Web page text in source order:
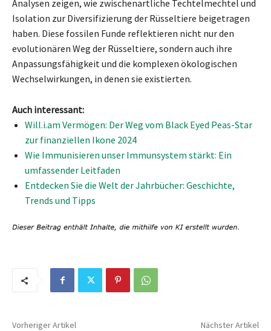
Analysen zeigen, wie zwischenartliche Techtelmechtel und
Isolation zur Diversifizierung der Rüsseltiere beigetragen
haben. Diese fossilen Funde reflektieren nicht nur den
evolutionären Weg der Rüsseltiere, sondern auch ihre
Anpassungsfähigkeit und die komplexen ökologischen
Wechselwirkungen, in denen sie existierten.
Auch interessant:
Will.i.am Vermögen: Der Weg vom Black Eyed Peas-Star
zur finanziellen Ikone 2024
Wie Immunisieren unser Immunsystem stärkt: Ein
umfassender Leitfaden
Entdecken Sie die Welt der Jahrbücher: Geschichte,
Trends und Tipps
Vorheriger Artikel Nächster Artikel